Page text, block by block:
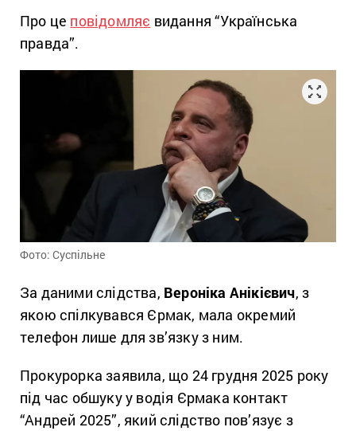
Про це повідомляє видання “Українська
правда”.
Фото: Суспільне
За даними слідства, Вероніка Анікієвич, з
якою спілкувався Єрмак, мала окремий
телефон лише для зв’язку з ним.
Прокурорка заявила, що 24 грудня 2025 року
під час обшуку у водія Єрмака контакт
“Андрей 2025”, який слідство пов’язує з